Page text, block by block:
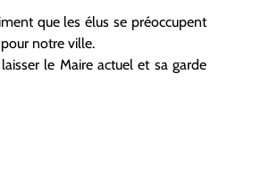
que les élus se préoccupent
notre ville.
le Maire actuel et sa garde